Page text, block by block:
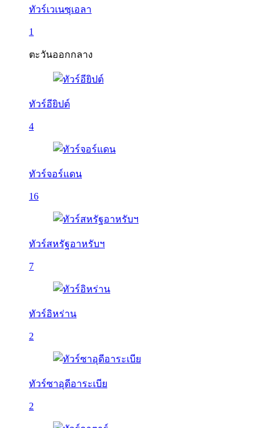
ทัวร์เวเนซุเอลา
1
ตะวันออกกลาง
ทัวร์อียิปต์
4
ทัวร์จอร์แดน
16
ทัวร์สหรัฐอาหรับฯ
7
ทัวร์อิหร่าน
2
ทัวร์ซาอุดีอาระเบีย
2